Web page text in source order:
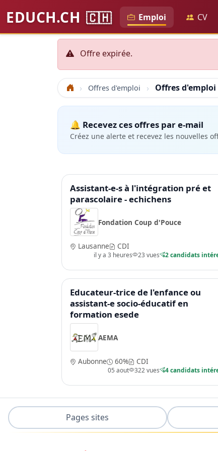
EDUCH.CH 🇨🇭 Emploi CV
Offre expirée.
Accueil Offres d'emploi Offres d'emploi
🔔 Recevez ces offres par e-mail
Créez une alerte et recevez les nouvelles
Assistant-e-s à l'intégration pré et
parascolaire - echichens
Fondation Coup d'Pouce
Lausanne CDI
il y a 3 heures 23 vues 2 candidats
Educateur-trice de l'enfance ou
assistant-e socio-éducatif en
formation esede
AEMA
Aubonne 60% CDI
05 aout 322 vues 4 candidats
Pages sites